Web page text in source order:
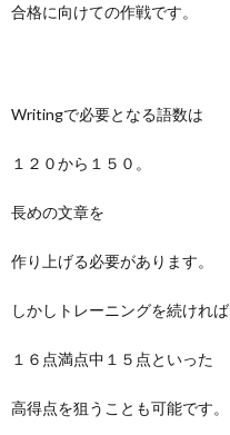
合格に向けての作戦です。
Writingで必要となる語数は
１２０から１５０。
長めの文章を
作り上げる必要があります。
しかしトレーニングを続ければ
１６点満点中１５点といった
高得点を狙うことも可能です。